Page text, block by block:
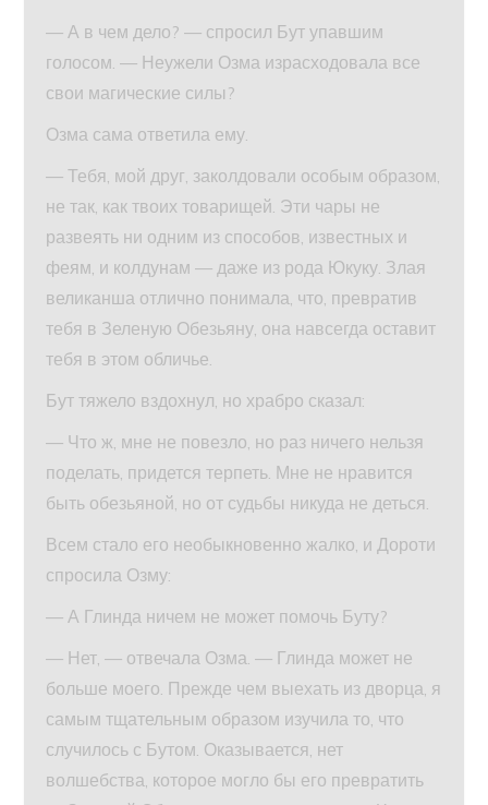
— А в чем дело? — спросил Бут упавшим
голосом. — Неужели Озма израсходовала все
свои магические силы?
Озма сама ответила ему.
— Тебя, мой друг, заколдовали особым образом,
не так, как твоих товарищей. Эти чары не
развеять ни одним из способов, известных и
феям, и колдунам — даже из рода Юкуку. Злая
великанша отлично понимала, что, превратив
тебя в Зеленую Обезьяну, она навсегда оставит
тебя в этом обличье.
Бут тяжело вздохнул, но храбро сказал:
— Что ж, мне не повезло, но раз ничего нельзя
поделать, придется терпеть. Мне не нравится
быть обезьяной, но от судьбы никуда не деться.
Всем стало его необыкновенно жалко, и Дороти
спросила Озму:
— А Глинда ничем не может помочь Буту?
— Нет, — отвечала Озма. — Глинда может не
больше моего. Прежде чем выехать из дворца, я
самым тщательным образом изучила то, что
случилось с Бутом. Оказывается, нет
волшебства, которое могло бы его превратить